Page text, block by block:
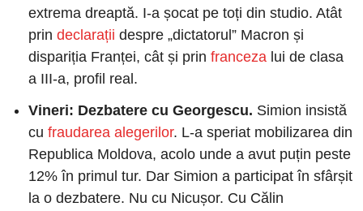
extrema dreaptă. I-a șocat pe toți din studio. Atât
prin declarații despre „dictatorul” Macron și
dispariția Franței, cât și prin franceza lui de clasa
a III-a, profil real.
Vineri: Dezbatere cu Georgescu. Simion insistă
cu fraudarea alegerilor. L-a speriat mobilizarea din
Republica Moldova, acolo unde a avut puțin peste
12% în primul tur. Dar Simion a participat în sfârșit
la o dezbatere. Nu cu Nicușor. Cu Călin